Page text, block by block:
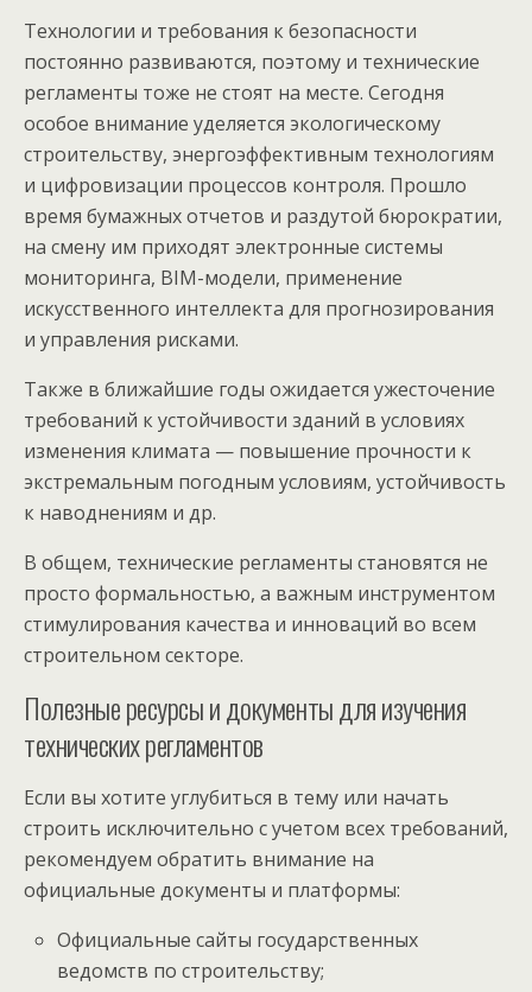
Технологии и требования к безопасности
постоянно развиваются, поэтому и технические
регламенты тоже не стоят на месте. Сегодня
особое внимание уделяется экологическому
строительству, энергоэффективным технологиям
и цифровизации процессов контроля. Прошло
время бумажных отчетов и раздутой бюрократии,
на смену им приходят электронные системы
мониторинга, BIM-модели, применение
искусственного интеллекта для прогнозирования
и управления рисками.
Также в ближайшие годы ожидается ужесточение
требований к устойчивости зданий в условиях
изменения климата — повышение прочности к
экстремальным погодным условиям, устойчивость
к наводнениям и др.
В общем, технические регламенты становятся не
просто формальностью, а важным инструментом
стимулирования качества и инноваций во всем
строительном секторе.
Полезные ресурсы и документы для изучения
технических регламентов
Если вы хотите углубиться в тему или начать
строить исключительно с учетом всех требований,
рекомендуем обратить внимание на
официальные документы и платформы:
Официальные сайты государственных
ведомств по строительству;